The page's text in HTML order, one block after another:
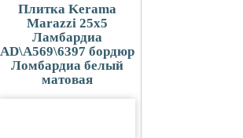
Плитка Kerama
Marazzi 25x5
Ламбардиа
AD\A569\6397 бордюр
Ломбардиа белый
матовая